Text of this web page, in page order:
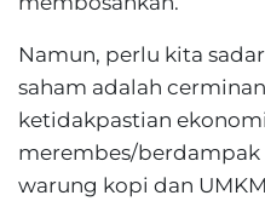
Namun, perlu kita
saham adalah
ketidakpastian
merembes/
warung kopi dan